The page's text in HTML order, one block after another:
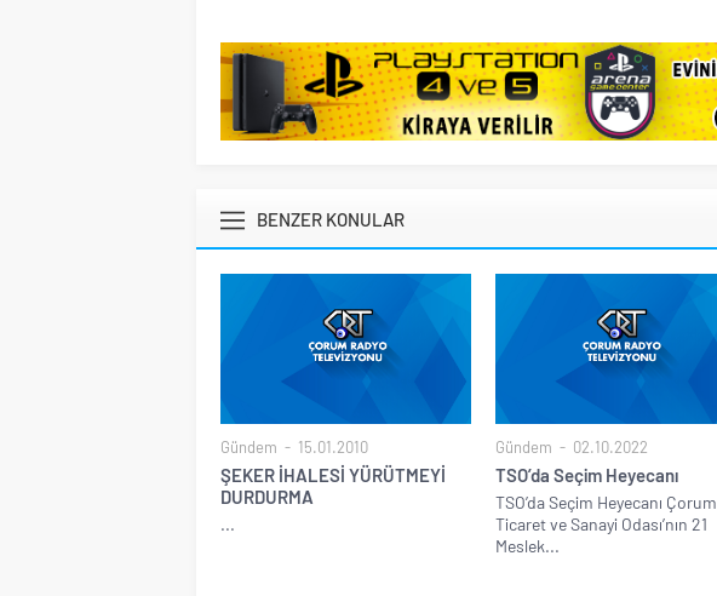
BENZER KONULAR
Gündem 15.01.2010
ŞEKER İHALESİ YÜRÜTMEYİ
DURDURMA
...
Gündem 02.10.2022
TSO’da Seçim Heyecanı
TSO’da Seçim Heyecanı Çorum
Ticaret ve Sanayi Odası’nın 21
Meslek...